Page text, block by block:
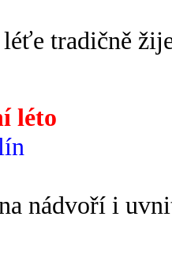
tradičně
léto
nádvoří i